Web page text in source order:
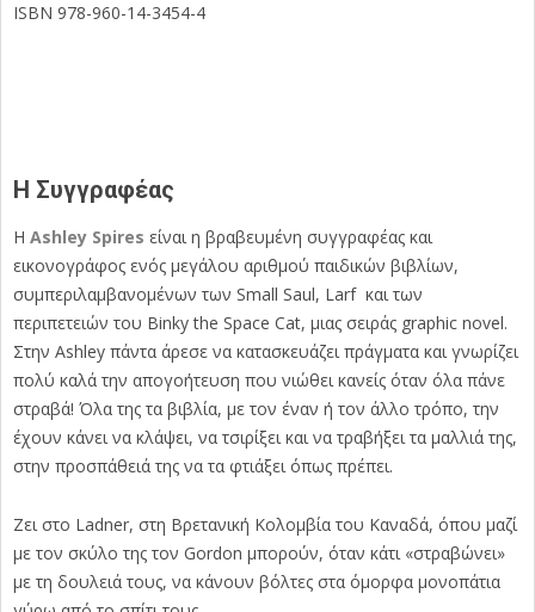
ISBN 978-960-14-3454-4
Η Συγγραφέας
Η Ashley Spires είναι η βραβευµένη συγγραφέας και
εικονογράφος ενός µεγάλου αριθµού παιδικών βιβλίων,
συµπεριλαµβανοµένων των Small Saul, Larf και των
περιπετειών του Binky the Space Cat, µιας σειράς graphic novel.
Στην Ashley πάντα άρεσε να κατασκευάζει πράγµατα και γνωρίζει
πολύ καλά την απογοήτευση που νιώθει κανείς όταν όλα πάνε
στραβά! Όλα της τα βιβλία, µε τον έναν ή τον άλλο τρόπο, την
έχουν κάνει να κλάψει, να τσιρίξει και να τραβήξει τα µαλλιά της,
στην προσπάθειά της να τα φτιάξει όπως πρέπει.
Ζει στο Ladner, στη Βρετανική Κολοµβία του Καναδά, όπου µαζί
µε τον σκύλο της τον Gordon µπορούν, όταν κάτι «στραβώνει»
µε τη δουλειά τους, να κάνουν βόλτες στα όµορφα µονοπάτια